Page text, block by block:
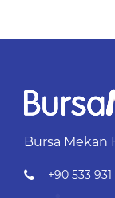
Bursa Mekan
+90 533